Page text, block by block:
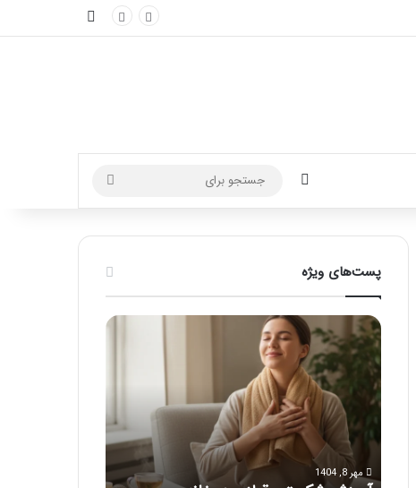
تغییر پوسته
برای
پست‌های ویژه
ماساژ
برای
بهبود
تمرکز
ذهنی؛
با
این
حواس‌جمع
مرداد 6, 1404
ماساژ برای بهبود تمرکز ذهنی؛ با این
راهنمای
بعد
از